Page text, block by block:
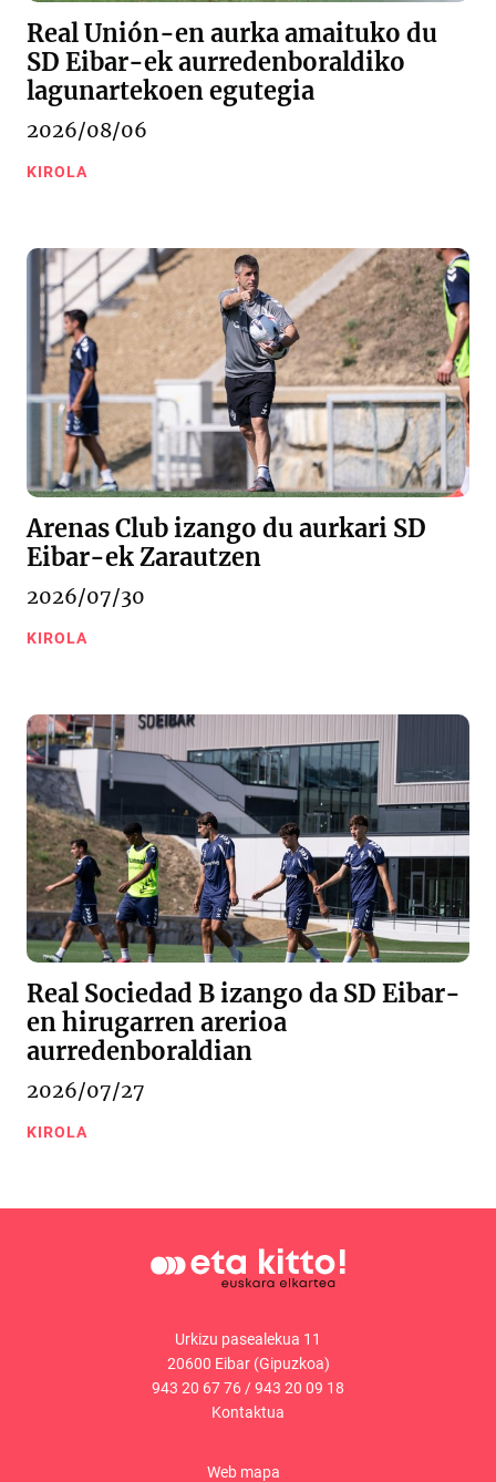
Real Unión-en aurka amaituko du
SD Eibar-ek aurredenboraldiko
lagunartekoen egutegia
2026/08/06
KIROLA
Arenas Club izango du aurkari SD
Eibar-ek Zarautzen
2026/07/30
KIROLA
Real Sociedad B izango da SD Eibar-
en hirugarren arerioa
aurredenboraldian
2026/07/27
KIROLA
Urkizu pasealekua 11
20600 Eibar (Gipuzkoa)
943 20 67 76 /943 20 09 18
Kontaktua
Web mapa